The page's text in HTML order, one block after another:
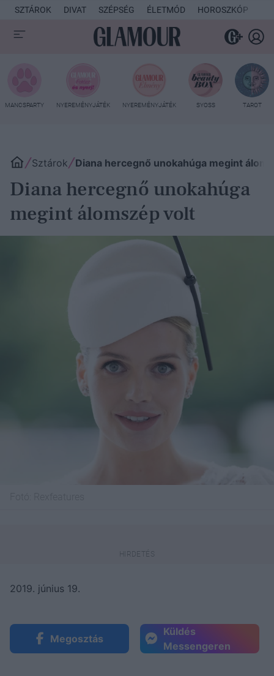
SZTÁROK DIVAT SZÉPSÉG ÉLETMÓD HOROSZKÓP
MANCSPARTY NYEREMÉNYJÁTÉK NYEREMÉNYJÁTÉK SYOSS TAROT
Sztárok Diana hercegnő unokahúga megint
Diana hercegnő unokahúga
megint álomszép volt
2019. június 19.
Megosztás
Küldés
Messengeren